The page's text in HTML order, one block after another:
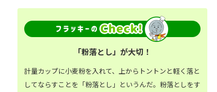
「粉落とし」が大切！
計量カップに小麦粉を入れて、上からトントンと軽く落と
してならすことを「粉落とし」というんだ。粉落としをす